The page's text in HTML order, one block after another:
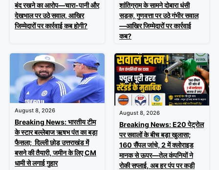
बंद रखने का आरोप—चारा-पानी और
देखभाल पर उठे सवाल, आखिर
जिम्मेदारों पर कार्रवाई कब होगी?
शांतिग्राम के सामने दोबारा धंसी
सड़क, गुणवत्ता पर उठे गंभीर सवाल
—आखिर जिम्मेदारों पर कार्रवाई
कब?
August 8, 2026
Breaking News: भारतीय टीम
के स्टार बल्लेबाज ऋषभ पंत का बड़ा
फैसला; दिल्ली छोड़ उत्तराखंड में
बसने की तैयारी, जमीन के लिए CM
धामी से लगाई गुहार
August 8, 2026
Breaking News: E20 पेट्रोल
पर सवालों के बीच बड़ा खुलासा;
160 सैंपल जांचे, 2 में क्लोराइड
मानक से ऊपर—तेल कंपनियों ने
रोकी सप्लाई, अब हर पंप पर कड़ी